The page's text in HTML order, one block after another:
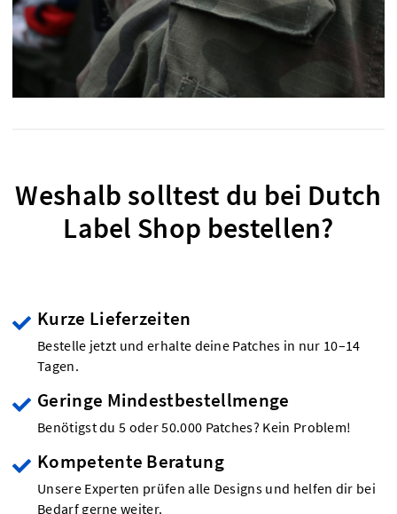
Weshalb solltest du bei Dutch
Label Shop bestellen?
Kurze Lieferzeiten
Bestelle jetzt und erhalte deine Patches in nur 10–14
Tagen.
Geringe Mindestbestellmenge
Benötigst du 5 oder 50.000 Patches? Kein Problem!
Kompetente Beratung
Unsere Experten prüfen alle Designs und helfen dir bei
Bedarf gerne weiter.